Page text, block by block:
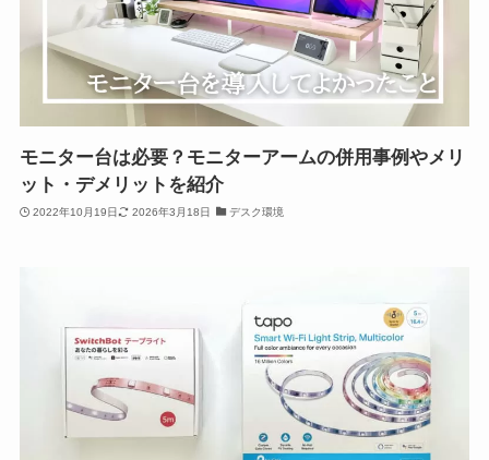
モニター台は必要？モニターアームの併用事例やメリ
ット・デメリットを紹介
2022年10月19日 2026年3月18日 デスク環境